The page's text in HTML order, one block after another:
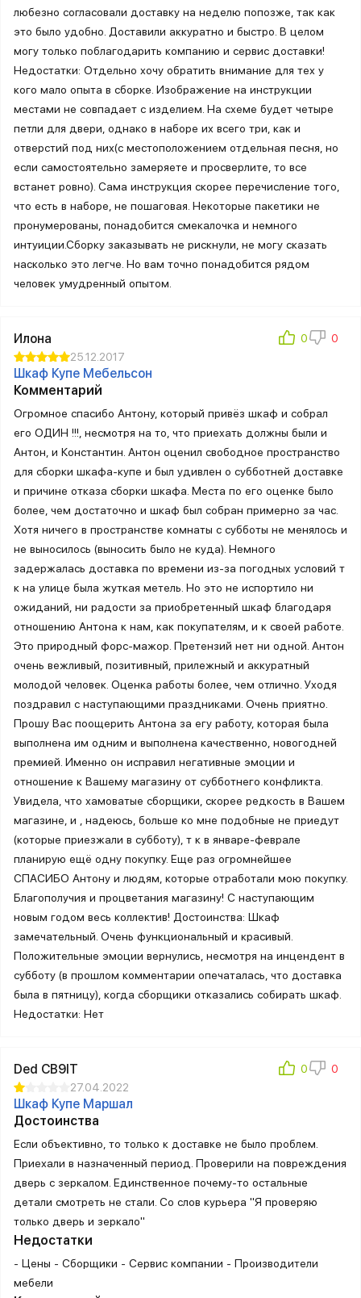
любезно согласовали доставку на неделю попозже, так как
это было удобно. Доставили аккуратно и быстро. В целом
могу только поблагодарить компанию и сервис доставки!
Недостатки: Отдельно хочу обратить внимание для тех у
кого мало опыта в сборке. Изображение на инструкции
местами не совпадает с изделием. На схеме будет четыре
петли для двери, однако в наборе их всего три, как и
отверстий под них(с местоположением отдельная песня, но
если самостоятельно замеряете и просверлите, то все
встанет ровно). Сама инструкция скорее перечисление того,
что есть в наборе, не пошаговая. Некоторые пакетики не
пронумерованы, понадобится смекалочка и немного
интуиции.Сборку заказывать не рискнули, не могу сказать
насколько это легче. Но вам точно понадобится рядом
человек умудренный опытом.
Илона
25.12.2017
Шкаф Купе Мебельсон
Комментарий
Огромное спасибо Антону, который привёз шкаф и собрал
его ОДИН !!!, несмотря на то, что приехать должны были и
Антон, и Константин. Антон оценил свободное пространство
для сборки шкафа-купе и был удивлен о субботней доставке
и причине отказа сборки шкафа. Места по его оценке было
более, чем достаточно и шкаф был собран примерно за час.
Хотя ничего в пространстве комнаты с субботы не менялось и
не выносилось (выносить было не куда). Немного
задержалась доставка по времени из-за погодных условий т
к на улице была жуткая метель. Но это не испортило ни
ожиданий, ни радости за приобретенный шкаф благодаря
отношению Антона к нам, как покупателям, и к своей работе.
Это природный форс-мажор. Претензий нет ни одной. Антон
очень вежливый, позитивный, прилежный и аккуратный
молодой человек. Оценка работы более, чем отлично. Уходя
поздравил с наступающими праздниками. Очень приятно.
Прошу Вас поощерить Антона за егу работу, которая была
выполнена им одним и выполнена качественно, новогодней
премией. Именно он исправил негативные эмоции и
отношение к Вашему магазину от субботнего конфликта.
Увидела, что хамоватые сборщики, скорее редкость в Вашем
магазине, и , надеюсь, больше ко мне подобные не приедут
(которые приезжали в субботу), т к в январе-феврале
планирую ещё одну покупку. Еще раз огромнейшее
СПАСИБО Антону и людям, которые отработали мою покупку.
Благополучия и процветания магазину! С наступающим
новым годом весь коллектив! Достоинства: Шкаф
замечательный. Очень функциональный и красивый.
Положительные эмоции вернулись, несмотря на инцендент в
субботу (в прошлом комментарии опечаталась, что доставка
была в пятницу), когда сборщики отказались собирать шкаф.
Недостатки: Нет
Ded CB9IT
27.04.2022
Шкаф Купе Маршал
Достоинства
Если объективно, то только к доставке не было проблем.
Приехали в назначенный период. Проверили на повреждения
дверь с зеркалом. Единственное почему-то остальные
детали смотреть не стали. Со слов курьера "Я проверяю
только дверь и зеркало"
Недостатки
- Цены - Сборщики - Сервис компании - Производители
мебели